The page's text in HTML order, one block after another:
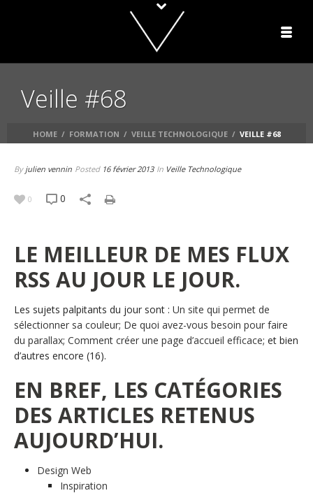
Veille #68
HOME / FORMATION / VEILLE TECHNOLOGIQUE / VEILLE #68
By julien vennin Posted 16 février 2013 In Veille Technologique
0 0
LE MEILLEUR DE MES FLUX
RSS AU JOUR LE JOUR.
Les sujets palpitants du jour sont : Un site qui permet de
sélectionner sa couleur; De quoi avez-vous besoin pour faire
du parallax; Comment créer une page d’accueil efficace; et bien
d’autres encore (16).
EN BREF, LES CATÉGORIES
DES ARTICLES RETENUS
AUJOURD’HUI.
Design Web
Inspiration